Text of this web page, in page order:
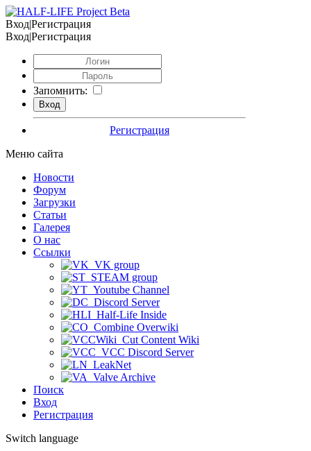
Вход|Регистрация
Вход|Регистрация
Запомнить:
Регистрация
Меню сайта
Новости
Форум
Загрузки
Статьи
Галерея
О нас
Ссылки
VK group
STEAM group
Youtube Channel
Discord Server
Half-Life Inside
Combine Overwiki
Cut Content Wiki
VCC Discord Server
LeakNet
Valve Archive
Поиск
Вход
Регистрация
Switch language